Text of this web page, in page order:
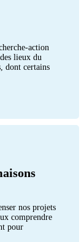
action
lieux du
dont certains
nos projets
comprendre
pour